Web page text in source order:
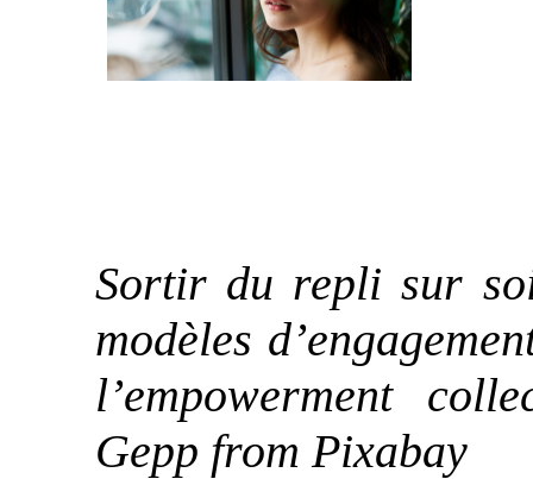
Sortir du repli sur
modèles
l’empowerment
Gepp from Pixabay